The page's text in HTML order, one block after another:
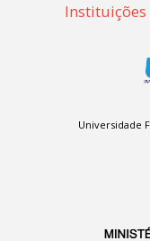
Instituições
Universidade